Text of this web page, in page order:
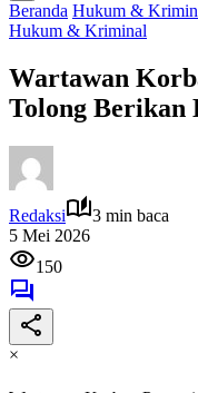
Beranda Hukum &
Hukum & Kriminal
Wartawan
Tolong Berikan
Redaksi
3 min baca
5 Mei 2026
150
×